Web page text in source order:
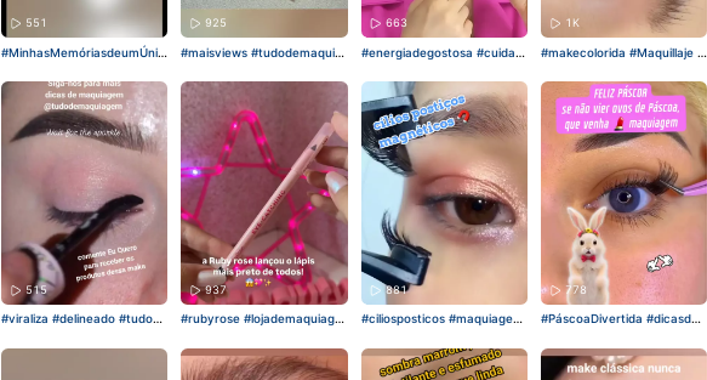
551
#MinhasMemóriasdeumÚnic
casdebeleza
925
#maisviews #tudodemaquia
llaje
663
#energiadegostosa #cuidad
#tudodemaquiagem #signos
1K
#makecolorida #Maquillaje #
passo #delineado
515
#viraliza #delineado #tudode
casdebeleza
937
#rubyrose #lojademaquiage
881
#ciliosposticos #maquiagem
eleza #tudodemaquiagem
778
#PáscoaDivertida #dicasdeb
ciliosposticos